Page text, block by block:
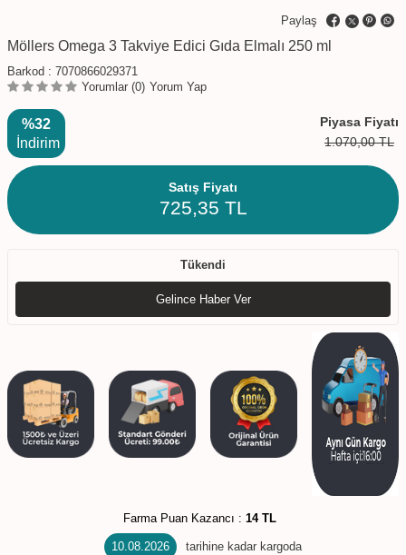
Paylaş
Möllers Omega 3 Takviye Edici Gıda Elmalı 250 ml
Barkod : 7070866029371
Yorumlar (0) Yorum Yap
%32
İndirim
Piyasa Fiyatı
1.070,00TL
Satış Fiyatı
725,35 TL
Tükendi
Gelince Haber Ver
Farma Puan Kazancı : 14 TL
10.08.2026 tarihine kadar kargoda